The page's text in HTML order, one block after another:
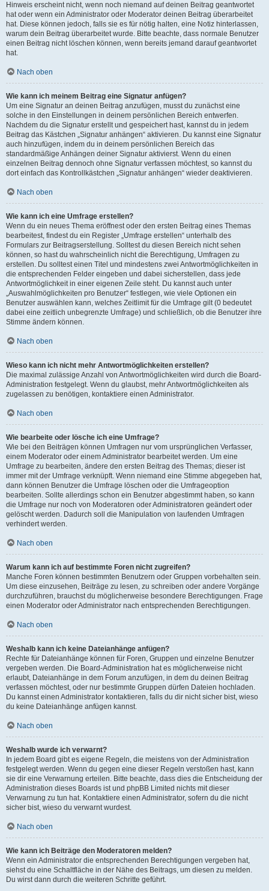
Hinweis erscheint nicht, wenn noch niemand auf deinen Beitrag geantwortet
hat oder wenn ein Administrator oder Moderator deinen Beitrag überarbeitet
hat. Diese können jedoch, falls sie es für nötig halten, eine Notiz hinterlassen,
warum dein Beitrag überarbeitet wurde. Bitte beachte, dass normale Benutzer
einen Beitrag nicht löschen können, wenn bereits jemand darauf geantwortet
hat.
Nach oben
Wie kann ich meinem Beitrag eine Signatur anfügen?
Um eine Signatur an deinen Beitrag anzufügen, musst du zunächst eine
solche in den Einstellungen in deinem persönlichen Bereich entwerfen.
Nachdem du die Signatur erstellt und gespeichert hast, kannst du in jedem
Beitrag das Kästchen „Signatur anhängen“ aktivieren. Du kannst eine Signatur
auch hinzufügen, indem du in deinem persönlichen Bereich das
standardmäßige Anhängen deiner Signatur aktivierst. Wenn du einen
einzelnen Beitrag dennoch ohne Signatur verfassen möchtest, so kannst du
dort einfach das Kontrollkästchen „Signatur anhängen“ wieder deaktivieren.
Nach oben
Wie kann ich eine Umfrage erstellen?
Wenn du ein neues Thema eröffnest oder den ersten Beitrag eines Themas
bearbeitest, findest du ein Register „Umfrage erstellen“ unterhalb des
Formulars zur Beitragserstellung. Solltest du diesen Bereich nicht sehen
können, so hast du wahrscheinlich nicht die Berechtigung, Umfragen zu
erstellen. Du solltest einen Titel und mindestens zwei Antwortmöglichkeiten in
die entsprechenden Felder eingeben und dabei sicherstellen, dass jede
Antwortmöglichkeit in einer eigenen Zeile steht. Du kannst auch unter
„Auswahlmöglichkeiten pro Benutzer“ festlegen, wie viele Optionen ein
Benutzer auswählen kann, welches Zeitlimit für die Umfrage gilt (0 bedeutet
dabei eine zeitlich unbegrenzte Umfrage) und schließlich, ob die Benutzer ihre
Stimme ändern können.
Nach oben
Wieso kann ich nicht mehr Antwortmöglichkeiten erstellen?
Die maximal zulässige Anzahl von Antwortmöglichkeiten wird durch die Board-
Administration festgelegt. Wenn du glaubst, mehr Antwortmöglichkeiten als
zugelassen zu benötigen, kontaktiere einen Administrator.
Nach oben
Wie bearbeite oder lösche ich eine Umfrage?
Wie bei den Beiträgen können Umfragen nur vom ursprünglichen Verfasser,
einem Moderator oder einem Administrator bearbeitet werden. Um eine
Umfrage zu bearbeiten, ändere den ersten Beitrag des Themas; dieser ist
immer mit der Umfrage verknüpft. Wenn niemand eine Stimme abgegeben hat,
dann können Benutzer die Umfrage löschen oder die Umfrageoption
bearbeiten. Sollte allerdings schon ein Benutzer abgestimmt haben, so kann
die Umfrage nur noch von Moderatoren oder Administratoren geändert oder
gelöscht werden. Dadurch soll die Manipulation von laufenden Umfragen
verhindert werden.
Nach oben
Warum kann ich auf bestimmte Foren nicht zugreifen?
Manche Foren können bestimmten Benutzern oder Gruppen vorbehalten sein.
Um diese einzusehen, Beiträge zu lesen, zu schreiben oder andere Vorgänge
durchzuführen, brauchst du möglicherweise besondere Berechtigungen. Frage
einen Moderator oder Administrator nach entsprechenden Berechtigungen.
Nach oben
Weshalb kann ich keine Dateianhänge anfügen?
Rechte für Dateianhänge können für Foren, Gruppen und einzelne Benutzer
vergeben werden. Die Board-Administration hat es möglicherweise nicht
erlaubt, Dateianhänge in dem Forum anzufügen, in dem du deinen Beitrag
verfassen möchtest, oder nur bestimmte Gruppen dürfen Dateien hochladen.
Du kannst einen Administrator kontaktieren, falls du dir nicht sicher bist, wieso
du keine Dateianhänge anfügen kannst.
Nach oben
Weshalb wurde ich verwarnt?
In jedem Board gibt es eigene Regeln, die meistens von der Administration
festgelegt werden. Wenn du gegen eine dieser Regeln verstoßen hast, kann
sie dir eine Verwarnung erteilen. Bitte beachte, dass dies die Entscheidung der
Administration dieses Boards ist und phpBB Limited nichts mit dieser
Verwarnung zu tun hat. Kontaktiere einen Administrator, sofern du die nicht
sicher bist, wieso du verwarnt wurdest.
Nach oben
Wie kann ich Beiträge den Moderatoren melden?
Wenn ein Administrator die entsprechenden Berechtigungen vergeben hat,
siehst du eine Schaltfläche in der Nähe des Beitrags, um diesen zu melden.
Du wirst dann durch die weiteren Schritte geführt.